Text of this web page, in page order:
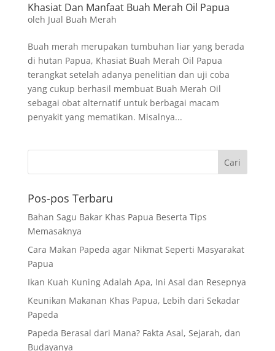
Khasiat Dan Manfaat Buah Merah Oil Papua
oleh Jual Buah Merah
Buah merah merupakan tumbuhan liar yang berada
di hutan Papua, Khasiat Buah Merah Oil Papua
terangkat setelah adanya penelitian dan uji coba
yang cukup berhasil membuat Buah Merah Oil
sebagai obat alternatif untuk berbagai macam
penyakit yang mematikan. Misalnya...
Pos-pos Terbaru
Bahan Sagu Bakar Khas Papua Beserta Tips
Memasaknya
Cara Makan Papeda agar Nikmat Seperti Masyarakat
Papua
Ikan Kuah Kuning Adalah Apa, Ini Asal dan Resepnya
Keunikan Makanan Khas Papua, Lebih dari Sekadar
Papeda
Papeda Berasal dari Mana? Fakta Asal, Sejarah, dan
Budayanya